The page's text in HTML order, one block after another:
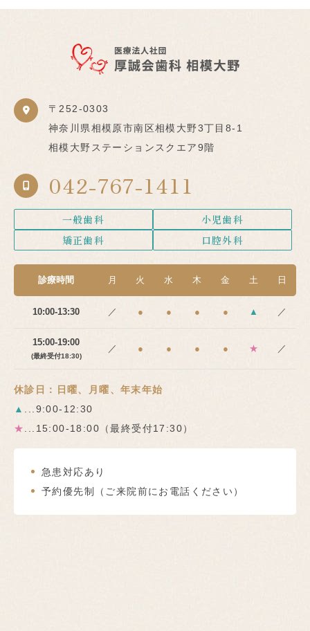
〒252-0303
神奈川県相模原市南区相模大野3丁目8-1
相模大野ステーションスクエア9階
042-767-1411
一般歯科
小児歯科
矯正歯科
口腔外科
診療時間 月 火 水 木 金 土 日
10:00-13:30 ／ ● ● ● ● ▲ ／
15:00-19:00
(最終受付18:30)
／ ● ● ● ● ★ ／
休診日：日曜、月曜、年末年始
▲
...9:00-12:30
★
...15:00-18:00（最終受付17:30）
急患対応あり
予約優先制（ご来院前にお電話ください）